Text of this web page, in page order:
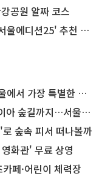
공원 알짜 코스
디션25' 추천 코스
특별한 편의점의 정체
지…서울둘레길 15코스
숲속 피서 떠나볼까
화관' 무료 상영
페·어린이 체력장